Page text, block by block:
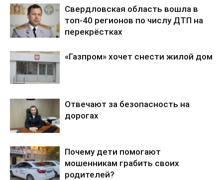
Свердловская область вошла в
топ-40 регионов по числу ДТП на
перекрёстках
«Газпром» хочет снести жилой дом
Отвечают за безопасность на
дорогах
Почему дети помогают
мошенникам грабить своих
родителей?